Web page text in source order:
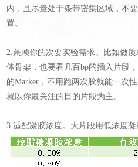
内，且尽量处于条带密集区域，不
置。
2.兼顾你的次要实验需求。比如做
体骨架，也要看几百bp的插入片段
的Marker，不用跑两次胶就能一次
就以你最关注的目的片段为主。
3.适配凝胶浓度。大片段用低浓度凝